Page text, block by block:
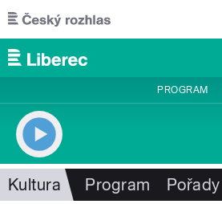
Přejít k hlavnímu obsahu
PROGRAM
Kultura Program Pořady